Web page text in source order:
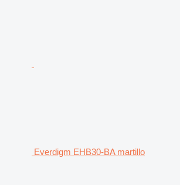
Everdigm EHB30-BA martillo